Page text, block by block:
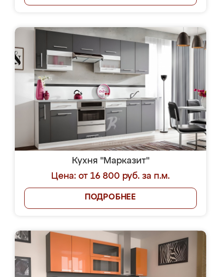
Кухня "Марказит"
Цена: от 16 800 руб. за п.м.
ПОДРОБНЕЕ